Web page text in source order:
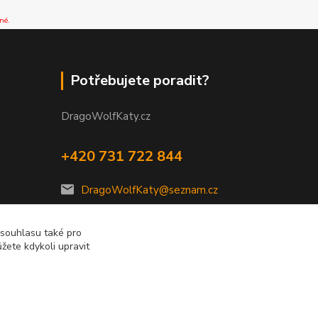
Potřebujete poradit?
DragoWolfKaty.cz
+420 731 722 844
DragoWolfKaty@seznam.cz
také pro
kdykoli upravit